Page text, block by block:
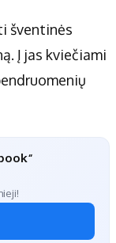
šventinės
Į jas kviečiami